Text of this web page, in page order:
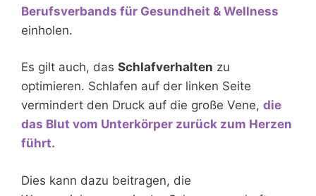
Berufsverbands für Gesundheit & Wellness
einholen.
Es gilt auch, das Schlafverhalten zu
optimieren. Schlafen auf der linken Seite
vermindert den Druck auf die große Vene, die
das Blut vom Unterkörper zurück zum Herzen
führt.
Dies kann dazu beitragen, die